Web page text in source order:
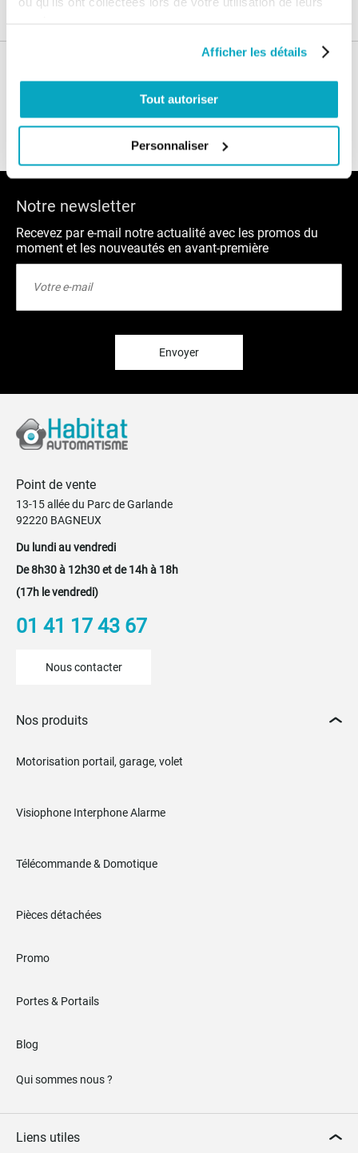
Afficher les détails
Tout autoriser
Personnaliser
Blog FAQ
Notre newsletter
Recevez par e-mail notre actualité avec les promos du
moment et les nouveautés en avant-première
Envoyer
Point de vente
13-15 allée du Parc de Garlande
92220 BAGNEUX
Du lundi au vendredi
De 8h30 à 12h30 et de 14h à 18h
(17h le vendredi)
01 41 17 43 67
Nous contacter
Nos produits
Motorisation portail, garage, volet
Visiophone Interphone Alarme
Télécommande & Domotique
Pièces détachées
Promo
Portes & Portails
Blog
Qui sommes nous ?
Liens utiles